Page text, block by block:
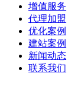
增值服务
代理加盟
优化案例
建站案例
新闻动态
联系我们